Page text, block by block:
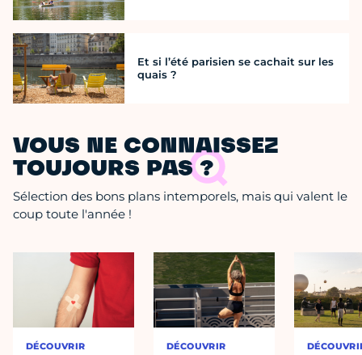
Et si l’été parisien se cachait sur les
quais ?
VOUS NE CONNAISSEZ
TOUJOURS PAS ?
Sélection des bons plans intemporels, mais qui valent le
coup toute l'année !
DÉCOUVRIR DÉCOUVRIR